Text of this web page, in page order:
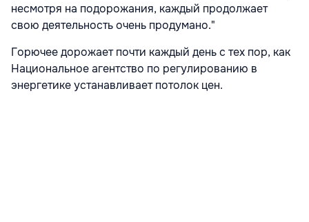
несмотря на подорожания, каждый продолжает
свою деятельность очень продумано."
Горючее дорожает почти каждый день с тех пор, как
Национальное агентство по регулированию в
энергетике устанавливает потолок цен.